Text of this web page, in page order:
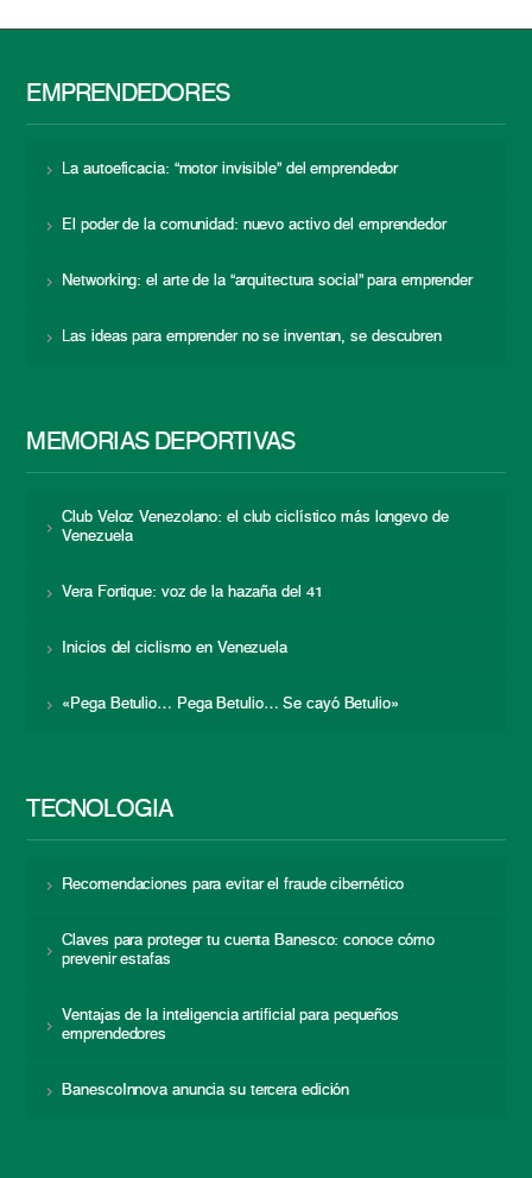
EMPRENDEDORES
La autoeficacia: “motor invisible” del emprendedor
El poder de la comunidad: nuevo activo del emprendedor
Networking: el arte de la “arquitectura social” para emprender
Las ideas para emprender no se inventan, se descubren
MEMORIAS DEPORTIVAS
Club Veloz Venezolano: el club ciclístico más longevo de
Venezuela
Vera Fortique: voz de la hazaña del 41
Inicios del ciclismo en Venezuela
«Pega Betulio… Pega Betulio… Se cayó Betulio»
TECNOLOGÍA
Recomendaciones para evitar el fraude cibernético
Claves para proteger tu cuenta Banesco: conoce cómo
prevenir estafas
Ventajas de la inteligencia artificial para pequeños
emprendedores
BanescoInnova anuncia su tercera edición